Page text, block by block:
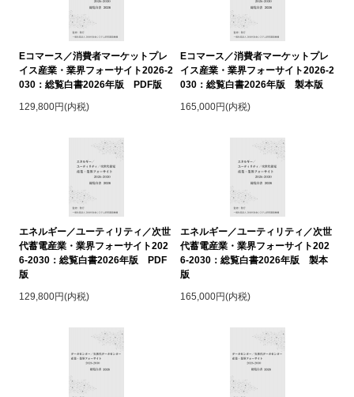
Eコマース／消費者マーケットプレ
イス産業・業界フォーサイト2026-2
030：総覧白書2026年版 PDF版
129,800円(内税)
Eコマース／消費者マーケットプレ
イス産業・業界フォーサイト2026-2
030：総覧白書2026年版 製本版
165,000円(内税)
エネルギー／ユーティリティ／次世
代蓄電産業・業界フォーサイト202
6-2030：総覧白書2026年版 PDF
版
129,800円(内税)
エネルギー／ユーティリティ／次世
代蓄電産業・業界フォーサイト202
6-2030：総覧白書2026年版 製本
版
165,000円(内税)